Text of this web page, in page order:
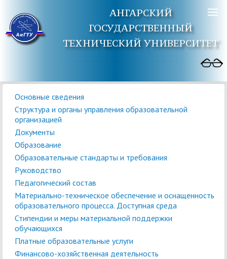
АНГАРСКИЙ
ГОСУДАРСТВЕННЫЙ
ТЕХНИЧЕСКИЙ УНИВЕРСИТЕТ
Основные сведения
Структура и органы управления образовательной
организацией
Документы
Образование
Образовательные стандарты и требования
Руководство
Педагогический состав
Материально-техническое обеспечение и оснащенность
образовательного процесса. Доступная среда
Стипендии и меры материальной поддержки
обучающихся
Платные образовательные услуги
Финансово-хозяйственная деятельность